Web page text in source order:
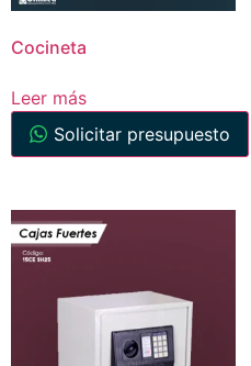
Cocineta
Leer más
Solicitar presupuesto